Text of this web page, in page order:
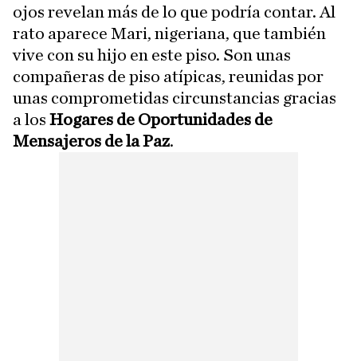
ojos revelan más de lo que podría contar. Al
rato aparece Mari, nigeriana, que también
vive con su hijo en este piso. Son unas
compañeras de piso atípicas, reunidas por
unas comprometidas circunstancias gracias
a los Hogares de Oportunidades de
Mensajeros de la Paz.